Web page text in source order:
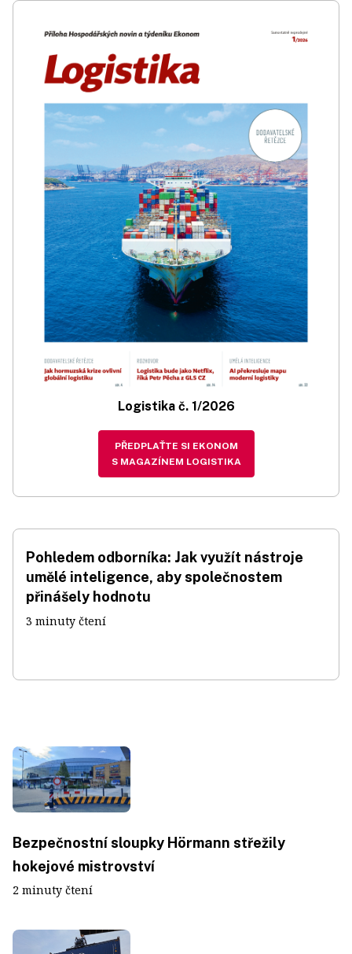
Logistika č. 1/2026
PŘEDPLAŤTE SI EKONOM
S MAGAZÍNEM LOGISTIKA
Pohledem odborníka: Jak využít nástroje
umělé inteligence, aby společnostem
přinášely hodnotu
3 minuty čtení
Bezpečnostní sloupky Hörmann střežily
hokejové mistrovství
2 minuty čtení